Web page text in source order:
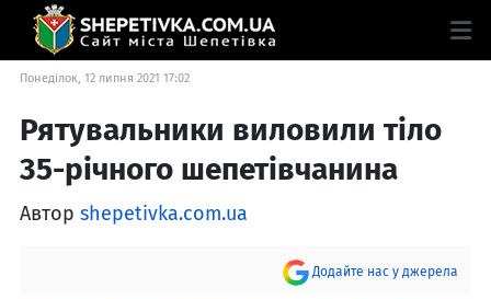
Понеділок, 12 липня 2021 17:02
Рятувальники виловили тіло
35-річного шепетівчанина
Автор shepetivka.com.ua
Додайте нас у джерела